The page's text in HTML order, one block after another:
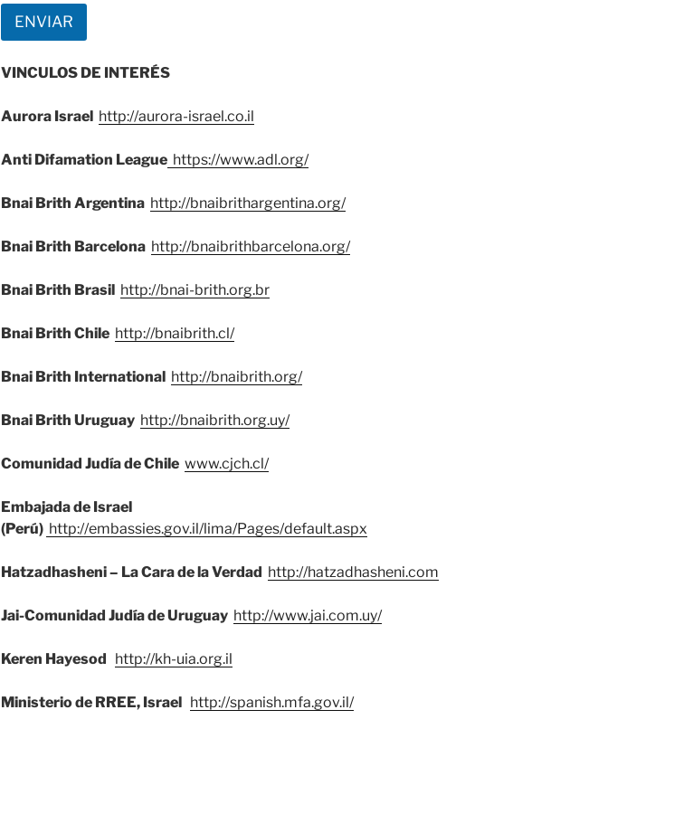
ENVIAR
VINCULOS DE INTERÉS
Aurora Israel http://aurora-israel.co.il
Anti Difamation Leaguehttps://www.adl.org/
Bnai Brith Argentina http://bnaibrithargentina.org/
Bnai Brith Barcelona http://bnaibrithbarcelona.org/
Bnai Brith Brasil http://bnai-brith.org.br
Bnai Brith Chile http://bnaibrith.cl/
Bnai Brith International http://bnaibrith.org/
Bnai Brith Uruguay http://bnaibrith.org.uy/
Comunidad Judía de Chile www.cjch.cl/
Embajada de Israel
(Perú) http://embassies.gov.il/lima/Pages/default.aspx
Hatzadhasheni – La Cara de la Verdad http://hatzadhasheni.com
Jai-Comunidad Judía de Uruguay http://www.jai.com.uy/
Keren Hayesod http://kh-uia.org.il
Ministerio de RREE, Israel http://spanish.mfa.gov.il/